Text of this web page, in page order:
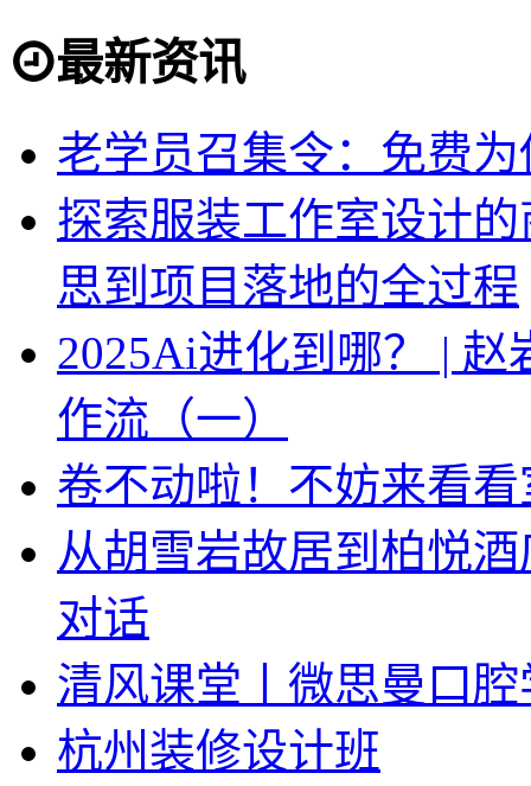
最新资讯
老学员召集令：免费
探索服装工作室设计
思到项目落地的全过程
2025Ai进化到哪？ |
作流（一）
卷不动啦！不妨来看
从胡雪岩故居到柏悦
对话
清风课堂丨微思曼口
杭州装修设计班